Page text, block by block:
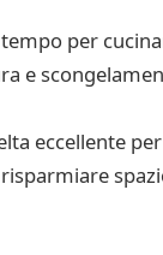
per
e
eccellente